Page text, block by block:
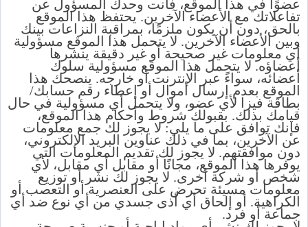
عضوًا في هذا الموقع، فأنت وحدك المسؤول عن
تفاعلاتك مع الأعضاء الآخرين. يحتفظ هذا الموقع
بالحق، دون أن يكون ملزمًا، بمراقبة النزاعات بينك
وبين الأعضاء الآخرين. لا يتحمل هذا الموقع مسؤولية
أي معلومات غير صحيحة أو غير دقيقة ينشرها
أعضاؤه. لا يتحمل هذا الموقع مسؤولية سلوك
أعضائه، سواءً عبر الإنترنت أو خارجه. ينصحك هذا
الموقع بعدم إرسال أموال أو إعطاء رقم حسابك/
بطاقة فيزا لأي عضو، ولا يتحمل أي مسؤولية في حال
قيامك بذلك. بقبولك شروط وأحكام هذا الموقع،
فإنك توافق على ما يلي: لا يجوز لك جمع معلومات
عن الآخرين، بما في ذلك عناوين البريد الإلكتروني،
دون موافقتهم. لا يجوز لك تقديم المعلومات التي
يوفرها هذا الموقع، مجانًا أو مقابل أي مقابل، لأي
شخص أو شركة أخرى. لا يجوز لك نشر أو توزيع
معلومات مسيئة تحرض على العنصرية أو التعصب أو
الكراهية. أو إلحاق أي أذى جسدي من أي نوع ضد أي
جماعة أو فرد.